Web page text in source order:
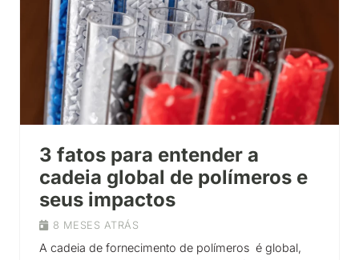
3 fatos para entender a
cadeia global de polímeros e
seus impactos
8 MESES ATRÁS
A cadeia de fornecimento de polímeros é global,